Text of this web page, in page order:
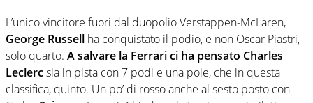
L’unico vincitore fuori dal duopolio Verstappen-McLaren,
George Russell ha conquistato il podio, e non Oscar Piastri,
solo quarto. A salvare la Ferrari ci ha pensato Charles
Leclercsia in pista con 7 podi e una pole, che in questa
classifica, quinto. Un po’ di rosso anche al sesto posto con